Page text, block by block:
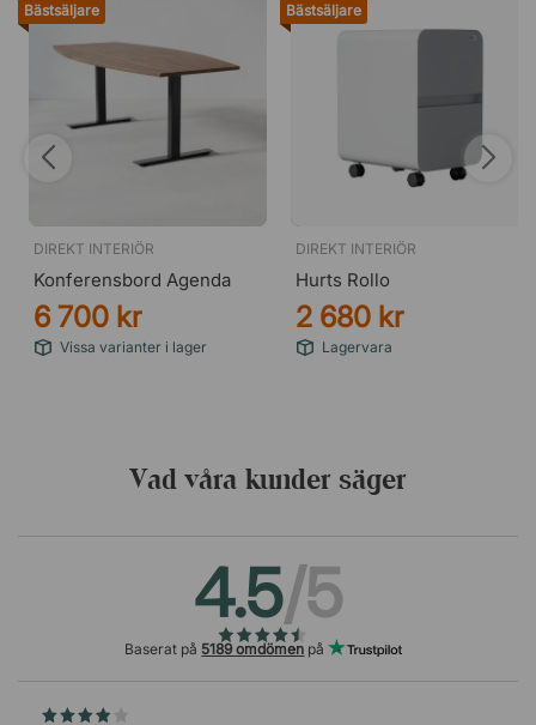
Bästsäljare
DIREKT INTERIÖR
Konferensbord Agenda
6 700 kr
Vissa varianter i lager
Bästsäljare
DIREKT INTERIÖR
Hurts Rollo
2 680 kr
Lagervara
Vad våra kunder säger
4.5/5
Baserat på 5189 omdömen på